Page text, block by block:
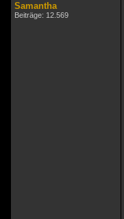
Samantha
Beiträge: 12.569